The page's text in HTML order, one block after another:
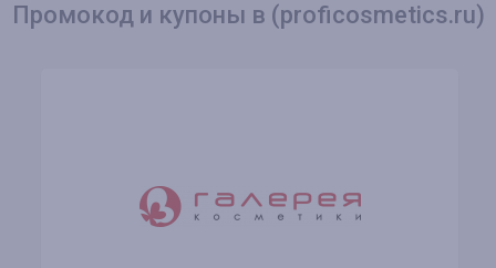
Промокод и купоны в (proficosmetics.ru)